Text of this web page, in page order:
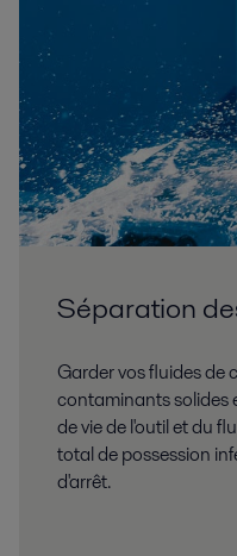
Séparation
Garder vos fluides de
contaminants solides
de vie de l'outil et du
total de possession
d'arrêt.